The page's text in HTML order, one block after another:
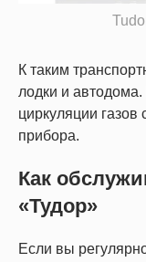
К таким
лодки и
циркуляции газов
прибора.
Как
«Тудор»
Если вы